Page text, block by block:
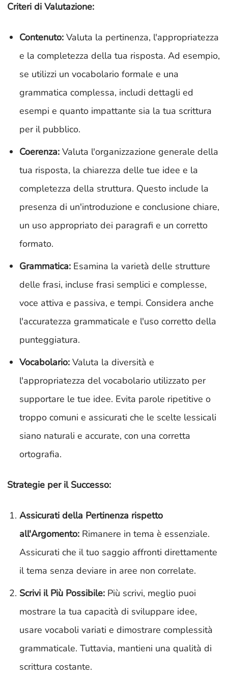
Criteri di Valutazione:
Contenuto: Valuta la pertinenza, l'appropriatezza
e la completezza della tua risposta. Ad esempio,
se utilizzi un vocabolario formale e una
grammatica complessa, includi dettagli ed
esempi e quanto impattante sia la tua scrittura
per il pubblico.
Coerenza: Valuta l'organizzazione generale della
tua risposta, la chiarezza delle tue idee e la
completezza della struttura. Questo include la
presenza di un'introduzione e conclusione chiare,
un uso appropriato dei paragrafi e un corretto
formato.
Grammatica: Esamina la varietà delle strutture
delle frasi, incluse frasi semplici e complesse,
voce attiva e passiva, e tempi. Considera anche
l'accuratezza grammaticale e l'uso corretto della
punteggiatura.
Vocabolario: Valuta la diversità e
l'appropriatezza del vocabolario utilizzato per
supportare le tue idee. Evita parole ripetitive o
troppo comuni e assicurati che le scelte lessicali
siano naturali e accurate, con una corretta
ortografia.
Strategie per il Successo:
Assicurati della Pertinenza rispetto
all'Argomento: Rimanere in tema è essenziale.
Assicurati che il tuo saggio affronti direttamente
il tema senza deviare in aree non correlate.
Scrivi il Più Possibile: Più scrivi, meglio puoi
mostrare la tua capacità di sviluppare idee,
usare vocaboli variati e dimostrare complessità
grammaticale. Tuttavia, mantieni una qualità di
scrittura costante.